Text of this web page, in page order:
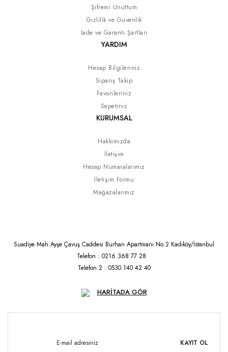
Şifremi Unuttum
Gizlilik ve Güvenlik
İade ve Garanti Şartları
YARDIM
Hesap Bilgileriniz
Sipariş Takip
Favorileriniz
Sepetiniz
KURUMSAL
Hakkımızda
İletişim
Hesap Numaralarımız
İletişim Formu
Mağazalarımız
Suadiye Mah.Ayşe Çavuş Caddesi Burhan Apartmanı No:2 Kadıköy/İstanbul
Telefon : 0216 368 77 28
Telefon 2 : 0530 140 42 40
HARİTADA GÖR
KAYIT OL